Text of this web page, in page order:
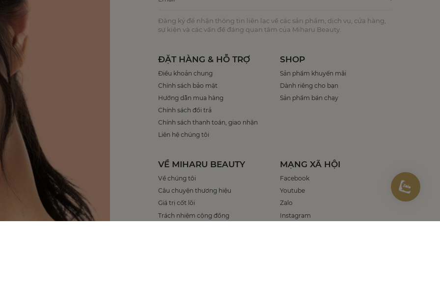
Đăng ký để nhận thông tin liên lạc về các sản phẩm, dịch vụ, cửa hàng,
sự kiện và các vấn đề đáng quan tâm của Miharu Beauty.
ĐẶT HÀNG & HỖ TRỢ
Điều khoản chung
Chính sách bảo mật
Hướng dẫn mua hàng
Chính sách đổi trả
Chính sách thanh toán, giao nhận
Liên hệ chúng tôi
SHOP
Sản phẩm khuyến mãi
Dành riêng cho bạn
Sản phẩm bán chạy
VỀ MIHARU BEAUTY
Về chúng tôi
Câu chuyện thương hiệu
Giá trị cốt lõi
Trách nhiệm cộng đồng
MẠNG XÃ HỘI
Facebook
Youtube
Zalo
Instagram